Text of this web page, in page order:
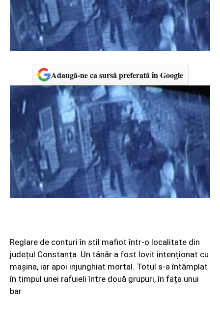
Adaugă-ne ca sursă preferată în Google
Reglare de conturi în stil mafiot într-o localitate din
județul Constanța. Un tânăr a fost lovit intenționat cu
mașina, iar apoi injunghiat mortal. Totul s-a întâmplat
în timpul unei rafuieli între două grupuri, în fața unui
bar.